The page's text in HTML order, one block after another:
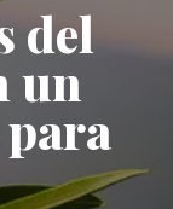
del
un